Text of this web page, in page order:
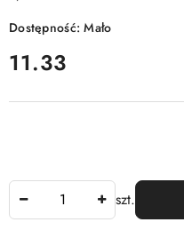
Dostępność:Mało
cena:
11.33
szt.